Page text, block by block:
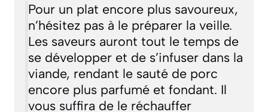
Pour un plat encore plus savoureux,
n’hésitez pas à le préparer la veille.
Les saveurs auront tout le temps de
se développer et de s’infuser dans la
viande, rendant le sauté de porc
encore plus parfumé et fondant. Il
vous suffira de le réchauffer